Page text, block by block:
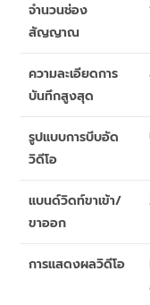
จำนวนช่อง
สัญญาณ
ความละเอียดการ
บันทึกสูงสุด
รูปแบบการบีบอัด
วิดีโอ
แบนด์วิดท์ขาเข้า/
ขาออก
การแสดงผลวิดีโอ